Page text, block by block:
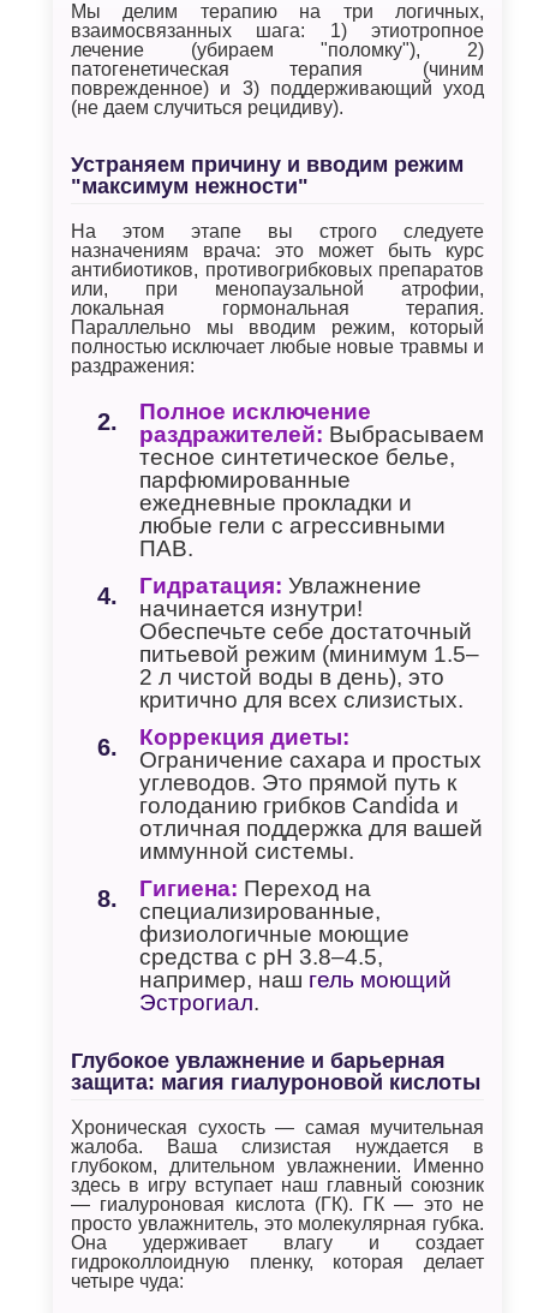
Мы делим терапию на три логичных,
взаимосвязанных шага: 1) этиотропное
лечение (убираем "поломку"), 2)
патогенетическая терапия (чиним
поврежденное) и 3) поддерживающий уход
(не даем случиться рецидиву).
Устраняем причину и вводим режим
"максимум нежности"
На этом этапе вы строго следуете
назначениям врача: это может быть курс
антибиотиков, противогрибковых препаратов
или, при менопаузальной атрофии,
локальная гормональная терапия.
Параллельно мы вводим режим, который
полностью исключает любые новые травмы и
раздражения:
Полное исключение
раздражителей: Выбрасываем
тесное синтетическое белье,
парфюмированные
ежедневные прокладки и
любые гели с агрессивными
ПАВ.
Гидратация: Увлажнение
начинается изнутри!
Обеспечьте себе достаточный
питьевой режим (минимум 1.5–
2 л чистой воды в день), это
критично для всех слизистых.
Коррекция диеты:
Ограничение сахара и простых
углеводов. Это прямой путь к
голоданию грибков Candida и
отличная поддержка для вашей
иммунной системы.
Гигиена: Переход на
специализированные,
физиологичные моющие
средства с pH 3.8–4.5,
например, наш гель моющий
Эстрогиал.
Глубокое увлажнение и барьерная
защита: магия гиалуроновой кислоты
Хроническая сухость — самая мучительная
жалоба. Ваша слизистая нуждается в
глубоком, длительном увлажнении. Именно
здесь в игру вступает наш главный союзник
— гиалуроновая кислота (ГК). ГК — это не
просто увлажнитель, это молекулярная губка.
Она удерживает влагу и создает
гидроколлоидную пленку, которая делает
четыре чуда: